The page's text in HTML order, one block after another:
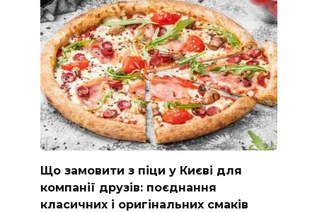
Що замовити з піци у Києві для
компанії друзів: поєднання
класичних і оригінальних смаків